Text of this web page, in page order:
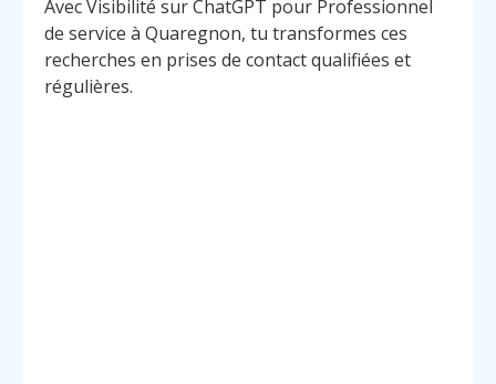
Avec Visibilité sur ChatGPT pour Professionnel
de service à Quaregnon, tu transformes ces
recherches en prises de contact qualifiées et
régulières.